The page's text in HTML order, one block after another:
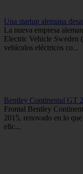
Una startup alemana
La nueva empresa
Electric Vehicle Sweden
vehículos eléctricos co...
Bentley Continental GT
Frontal Bentley
2015, renovado en lo
efic...